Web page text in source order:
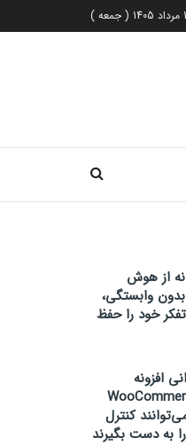
)
از هوش
وابستگی،
خود را حفظ
افزونه
کنترل
به دست بگیرند